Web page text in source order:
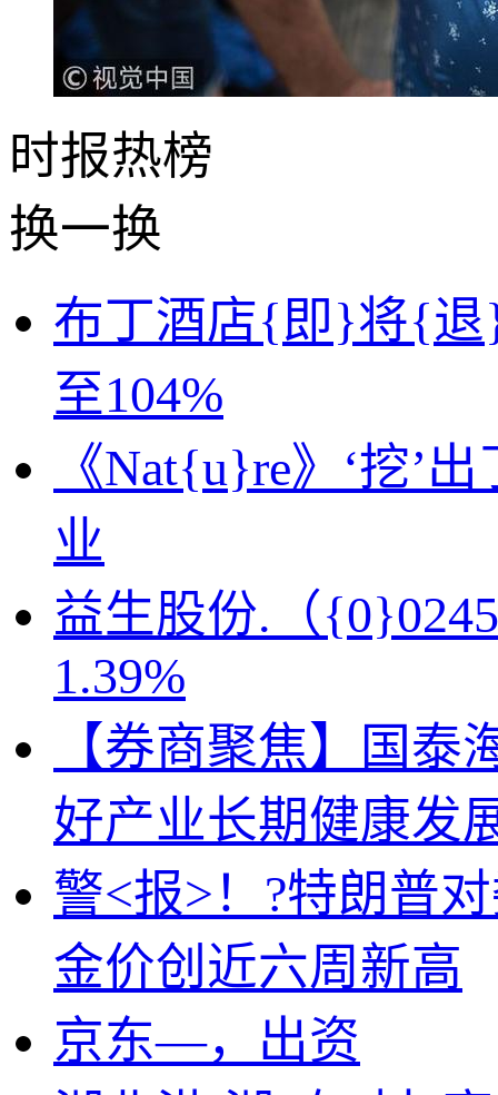
时报热榜
换一换
布丁酒店{即}将{退
至104%
《Nat{u}re》‘挖’
业
益生股份.（
1.39%
【券商聚焦】国
好产业长期健康发
警<报>！?特朗普
金价创近六周新高
京东—，出资